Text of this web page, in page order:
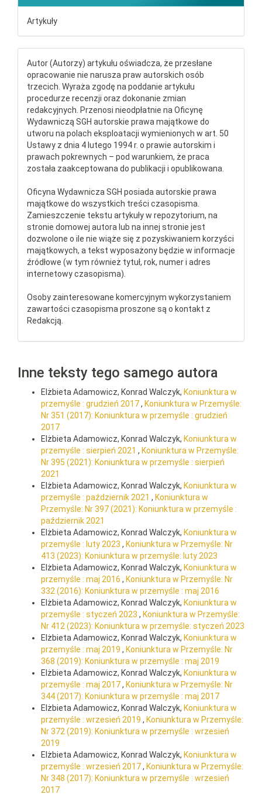
Artykuły
Autor (Autorzy) artykułu oświadcza, że przesłane
opracowanie nie narusza praw autorskich osób
trzecich. Wyraża zgodę na poddanie artykułu
procedurze recenzji oraz dokonanie zmian
redakcyjnych. Przenosi nieodpłatnie na Oficynę
Wydawniczą SGH autorskie prawa majątkowe do
utworu na polach eksploatacji wymienionych w art. 50
Ustawy z dnia 4 lutego 1994 r. o prawie autorskim i
prawach pokrewnych – pod warunkiem, że praca
została zaakceptowana do publikacji i opublikowana.
Oficyna Wydawnicza SGH posiada autorskie prawa
majątkowe do wszystkich treści czasopisma.
Zamieszczenie tekstu artykuły w repozytorium, na
stronie domowej autora lub na innej stronie jest
dozwolone o ile nie wiąże się z pozyskiwaniem korzyści
majątkowych, a tekst wyposażony będzie w informacje
źródłowe (w tym również tytuł, rok, numer i adres
internetowy czasopisma).
Osoby zainteresowane komercyjnym wykorzystaniem
zawartości czasopisma proszone są o kontakt z
Redakcją.
Inne teksty tego samego autora
Elżbieta Adamowicz, Konrad Walczyk, Koniunktura w
przemyśle : grudzień 2017, Koniunktura w Przemyśle:
Nr 351 (2017): Koniunktura w przemyśle : grudzień
2017
Elżbieta Adamowicz, Konrad Walczyk, Koniunktura w
przemyśle : sierpień 2021 , Koniunktura w Przemyśle:
Nr 395 (2021): Koniunktura w przemyśle : sierpień
2021
Elżbieta Adamowicz, Konrad Walczyk, Koniunktura w
przemyśle : październik 2021 , Koniunktura w
Przemyśle: Nr 397 (2021): Koniunktura w przemyśle :
październik 2021
Elżbieta Adamowicz, Konrad Walczyk, Koniunktura w
przemyśle : luty 2023 , Koniunktura w Przemyśle: Nr
413 (2023): Koniunktura w przemyśle: luty 2023
Elżbieta Adamowicz, Konrad Walczyk, Koniunktura w
przemyśle : maj 2016 , Koniunktura w Przemyśle: Nr
332 (2016): Koniunktura w przemyśle : maj 2016
Elżbieta Adamowicz, Konrad Walczyk, Koniunktura w
przemyśle : styczeń 2023 , Koniunktura w Przemyśle:
Nr 412 (2023): Koniunktura w przemyśle: styczeń 2023
Elżbieta Adamowicz, Konrad Walczyk, Koniunktura w
przemyśle : maj 2019 , Koniunktura w Przemyśle: Nr
368 (2019): Koniunktura w przemyśle : maj 2019
Elżbieta Adamowicz, Konrad Walczyk, Koniunktura w
przemyśle : maj 2017, Koniunktura w Przemyśle: Nr
344 (2017): Koniunktura w przemyśle : maj 2017
Elżbieta Adamowicz, Konrad Walczyk, Koniunktura w
przemyśle : wrzesień 2019 , Koniunktura w Przemyśle:
Nr 372 (2019): Koniunktura w przemyśle : wrzesień
2019
Elżbieta Adamowicz, Konrad Walczyk, Koniunktura w
przemyśle : wrzesień 2017, Koniunktura w Przemyśle:
Nr 348 (2017): Koniunktura w przemyśle : wrzesień
2017